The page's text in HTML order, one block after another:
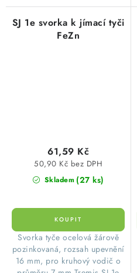
SJ 1e svorka k jímací tyči
FeZn
Skladem (27 ks)
50,90 Kč bez DPH
61,59 Kč
Svorka tyče ocelová žárově
pozinkovaná, rozsah upevnění
16 mm, pro kruhový vodič o